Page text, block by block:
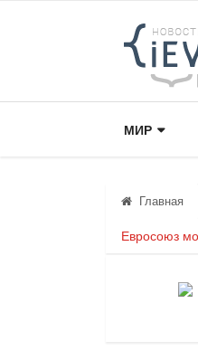
МИР
Главная
Евросоюз